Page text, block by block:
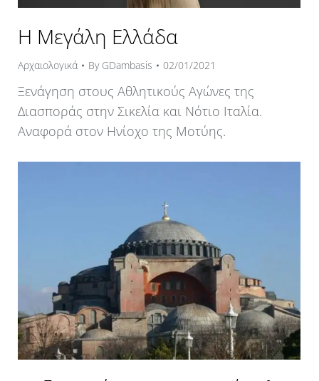
Η Μεγάλη Ελλάδα
Αρχαιολογικά By GDambasis 02/01/2021
Ξενάγηση στους Αθλητικούς Αγώνες της
Διασποράς στην Σικελία και Νότιο Ιταλία.
Αναφορά στον Ηνίοχο της Μοτύης.